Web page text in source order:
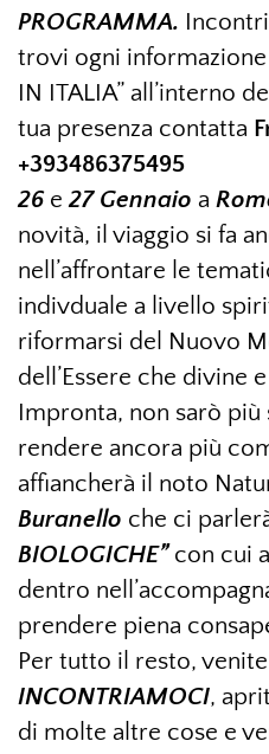
PROGRAMMA.
trovi ogni informazione
IN ITALIA” all’interno
tua presenza contatta
+393486375495
26e 27 Gennaio a
novità, il viaggio si fa
nell’affrontare le
indivduale a livello
riformarsi del Nuovo
dell’Essere che divine
Impronta, non sarò più
rendere ancora più
affiancherà il noto
Buranello che ci
BIOLOGICHE” con cui
dentro
prendere piena
Per tutto il resto,
INCONTRIAMOCI,
di molte altre cose e